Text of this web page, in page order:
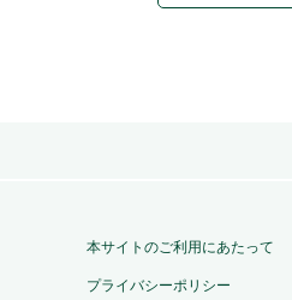
本サイトのご利用にあたって
プライバシーポリシー